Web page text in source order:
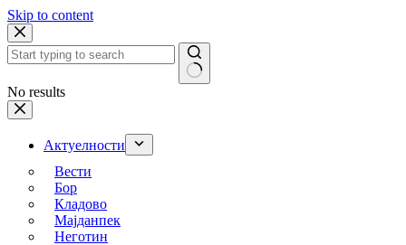
Skip to content
No results
Актуелности
Вести
Бор
Кладово
Мајданпек
Неготин